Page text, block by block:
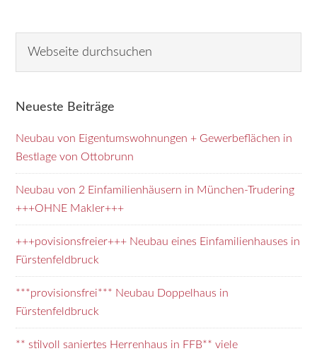
Seitenspalte
durchsuchen
Neueste Beiträge
Neubau von Eigentumswohnungen + Gewerbeflächen in
Bestlage von Ottobrunn
Neubau von 2 Einfamilienhäusern in München-Trudering
+++OHNE Makler+++
+++povisionsfreier+++ Neubau eines Einfamilienhauses in
Fürstenfeldbruck
***provisionsfrei*** Neubau Doppelhaus in
Fürstenfeldbruck
** stilvoll saniertes Herrenhaus in FFB** viele